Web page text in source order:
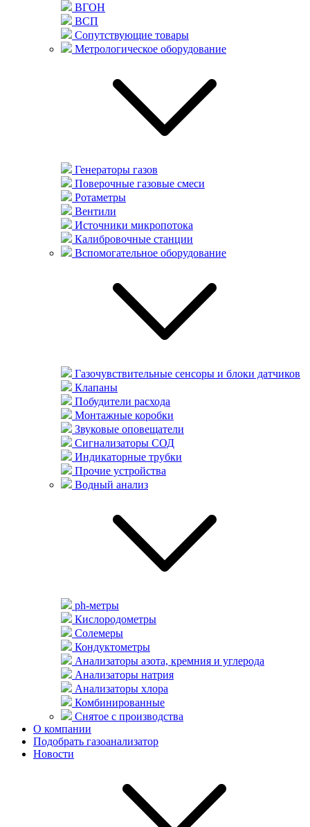
ВГОН
ВСП
Сопутствующие товары
Метрологическое оборудование
Генераторы газов
Поверочные газовые смеси
Ротаметры
Вентили
Источники микропотока
Калибровочные станции
Вспомогательное оборудование
Газочувствительные сенсоры и блоки датчиков
Клапаны
Побудители расхода
Монтажные коробки
Звуковые оповещатели
Сигнализаторы СОД
Индикаторные трубки
Прочие устройства
Водный анализ
ph-метры
Кислородометры
Солемеры
Кондуктометры
Анализаторы азота, кремния и углерода
Анализаторы натрия
Анализаторы хлора
Комбинированные
Снятое с производства
О компании
Подобрать газоанализатор
Новости